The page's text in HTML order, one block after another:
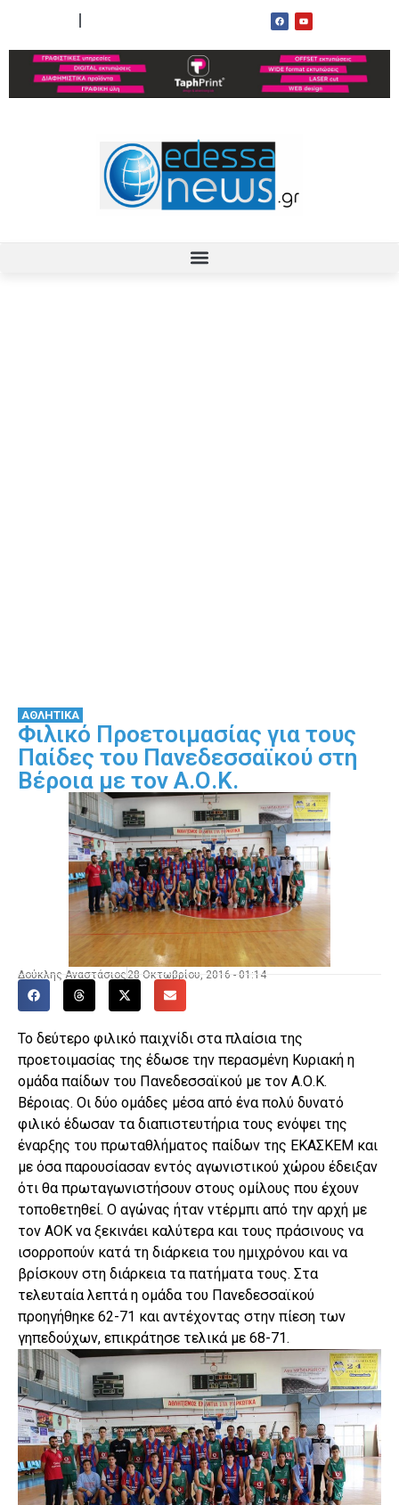
ΑΘΛΗΤΙΚΑ
Φιλικό Προετοιμασίας για τους
Παίδες του Πανεδεσσαϊκού στη
Βέροια με τον Α.Ο.Κ.
Δούκλης Αναστάσιος 28 Οκτωβρίου, 2016 - 01:14
Το δεύτερο φιλικό παιχνίδι στα πλαίσια της
προετοιμασίας της έδωσε την περασμένη Κυριακή η
ομάδα παίδων του Πανεδεσσαϊκού με τον Α.Ο.Κ.
Βέροιας. Οι δύο ομάδες μέσα από ένα πολύ δυνατό
φιλικό έδωσαν τα διαπιστευτήρια τους ενόψει της
έναρξης του πρωταθλήματος παίδων της ΕΚΑΣΚΕΜ και
με όσα παρουσίασαν εντός αγωνιστικού χώρου έδειξαν
ότι θα πρωταγωνιστήσουν στους ομίλους που έχουν
τοποθετηθεί. Ο αγώνας ήταν ντέρμπι από την αρχή με
τον ΑΟΚ να ξεκινάει καλύτερα και τους πράσινους να
ισορροπούν κατά τη διάρκεια του ημιχρόνου και να
βρίσκουν στη διάρκεια τα πατήματα τους. Στα
τελευταία λεπτά η ομάδα του Πανεδεσσαϊκού
προηγήθηκε 62-71 και αντέχοντας στην πίεση των
γηπεδούχων, επικράτησε τελικά με 68-71.